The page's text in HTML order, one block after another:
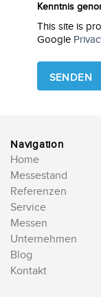
Kenntnis
This site is
Google
leave
this
field
Navigation
Home
Messestand
Referenzen
Service
Messen
Unternehmen
Blog
Kontakt